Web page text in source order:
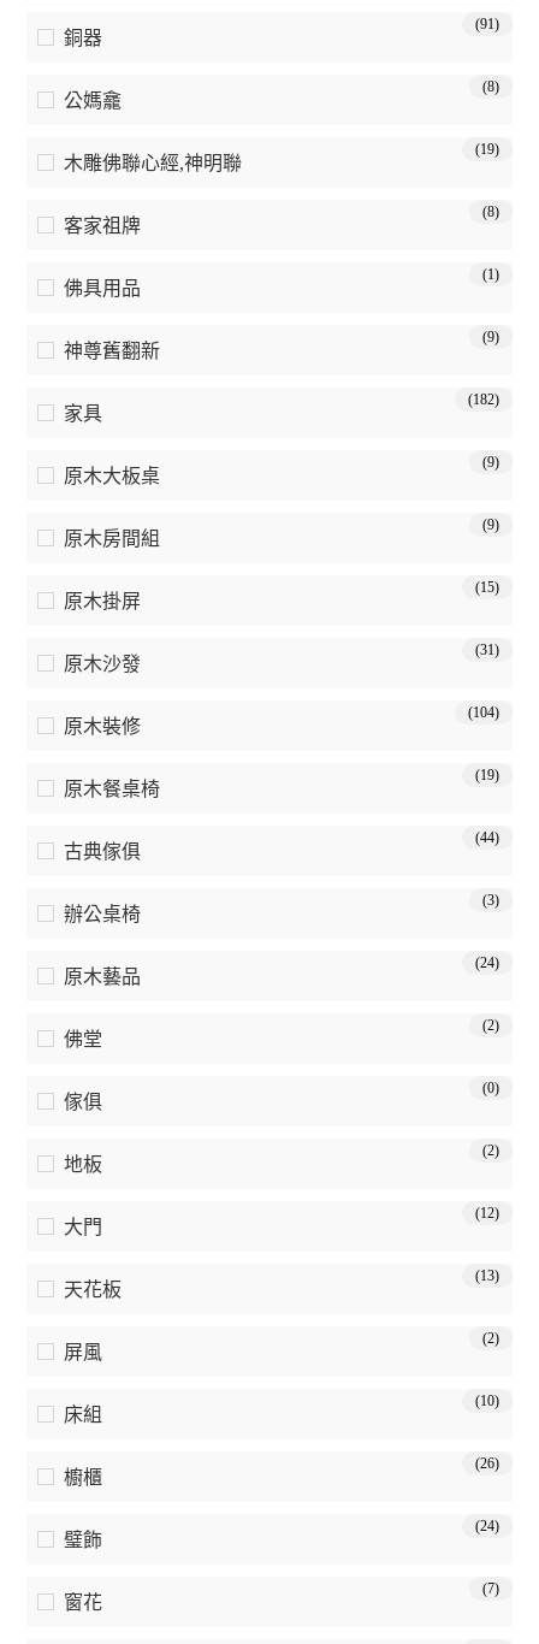
銅器
(91)
公媽龕
(8)
木雕佛聯心經,神明聯
(19)
客家祖牌
(8)
佛具用品
(1)
神尊舊翻新
(9)
家具
(182)
原木大板桌
(9)
原木房間組
(9)
原木掛屏
(15)
原木沙發
(31)
原木裝修
(104)
原木餐桌椅
(19)
古典傢俱
(44)
辦公桌椅
(3)
原木藝品
(24)
佛堂
(2)
傢俱
(0)
地板
(2)
大門
(12)
天花板
(13)
屏風
(2)
床組
(10)
櫥櫃
(26)
璧飾
(24)
窗花
(7)